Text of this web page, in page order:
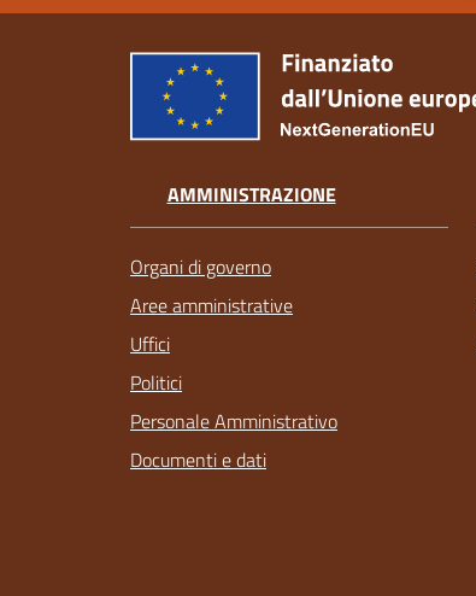
AMMINISTRAZIONE
Organi di governo
Aree amministrative
Uffici
Politici
Personale Amministrativo
Documenti e dati